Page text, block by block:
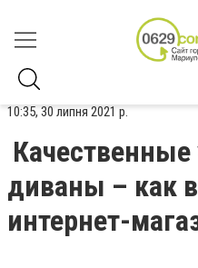
10:35, 30 липня 2021 р.
диваны – как
интернет-